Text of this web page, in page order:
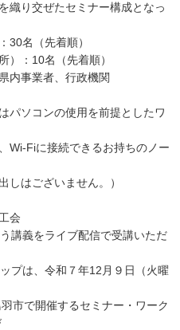
たセミナー構成となっ
名（先着順）
名（先着順）
事業者、行政機関
の使用を前提としたワ
続できるお持ちのノー
ざいません。）
会
講義をライブ配信で受講いただ
プは、令和７年12月９日（火曜
開催するセミナー・ワーク